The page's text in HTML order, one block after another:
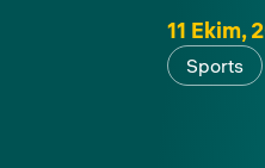
11 Ekim,
Sports